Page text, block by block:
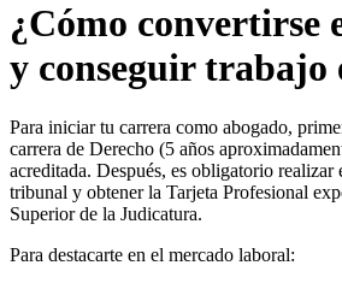
¿Cómo convertirse
y conseguir trabajo
Para iniciar tu carrera como abogado,
carrera de Derecho (5 años
acreditada. Después, es obligatorio realizar
tribunal y obtener la Tarjeta Profesional
Superior de la Judicatura.
Para destacarte en el mercado laboral: